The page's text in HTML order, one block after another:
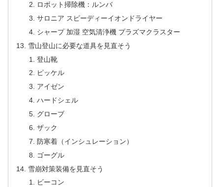
ロボット掃除機：ルンバ
サロニア スピーディーイオンドライヤー
シャープ 加湿 空気清浄機 プラズマクラスター
雪山登山に必要な道具を見直そう
登山靴
ピッケル
アイゼン
ハードシェル
グローブ
ザック
防寒着（インシュレーション）
ゴーグル
雪崩対策装備を見直そう
ビーコン